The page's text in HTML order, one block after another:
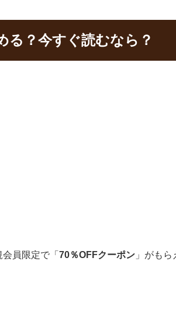
る？今すぐ読むなら？
員限定で「 70％OFFクーポン 」がもら